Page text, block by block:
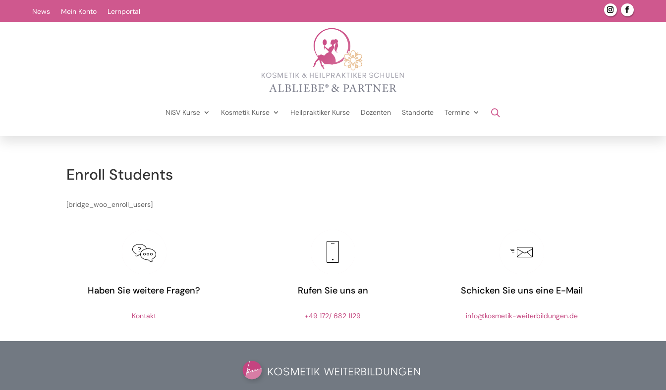
News Mein Konto Lernportal
NiSV Kurse Kosmetik Kurse Heilpraktiker Kurse Dozenten Standorte Termine
Enroll Students
[bridge_woo_enroll_users]
Haben Sie weitere Fragen?
Kontakt
Rufen Sie uns an
+49 172/ 682 1129
Schicken Sie uns eine E-Mail
info@kosmetik-weiterbildungen.de